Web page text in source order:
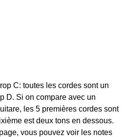
C: toutes les cordes sont un
D. Si on compare avec un
les 5 premières cordes sont
est deux tons en dessous.
vous pouvez voir les notes